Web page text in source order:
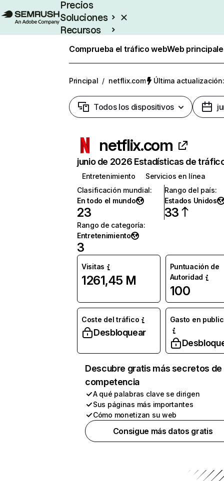
Precios
Soluciones
Recursos
Comprueba el tráfico webWeb
Principal / netflix.com Última
Todos los dispositivos
netflix.com
junio de 2026 Estadísticas de
Entretenimiento
Servicios en línea
Clasificación mundial:
En todo el mundo
23
Rango del país:
Estados Unidos
33
Rango de categoría:
Entretenimiento
3
Visitas
1261,45 M
Puntuación de
Autoridad
100
Coste del tráfico
Desbloquear
Gasto en
Descubre gratis más secretos de
competencia
A qué palabras clave se dirigen
Sus páginas más importantes
Cómo monetizan su web
Consigue más datos gratis